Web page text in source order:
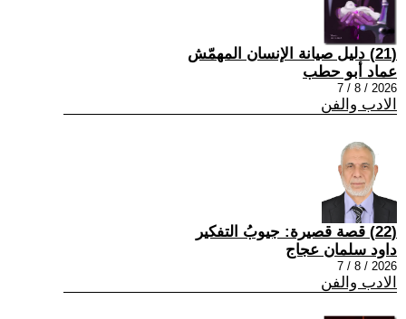
(21) دليل صيانة الإنسان المهمّش
عماد أبو حطب
2026 / 8 / 7
الادب والفن
(22) قصة قصيرة: جيوبُ التفكير
داود سلمان عجاج
2026 / 8 / 7
الادب والفن